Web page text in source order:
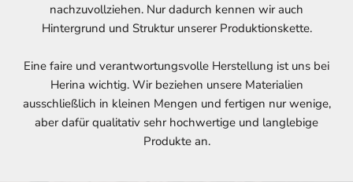
nachzuvollziehen. Nur dadurch kennen wir auch
Hintergrund und Struktur unserer Produktionskette.
Eine faire und verantwortungsvolle Herstellung ist uns bei
Herina wichtig. Wir beziehen unsere Materialien
ausschließlich in kleinen Mengen und fertigen nur wenige,
aber dafür qualitativ sehr hochwertige und langlebige
Produkte an.